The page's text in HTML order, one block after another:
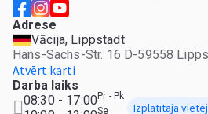
Adrese
Vācija, Lippstadt
Hans-Sachs-Str. 16 D-59558
Atvērt karti
Darba laiks
08:30 - 17:00Pr - Pk
Se Izplatītāja